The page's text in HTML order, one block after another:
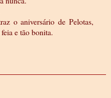
o aniversário de Pelotas,
e tão bonita.